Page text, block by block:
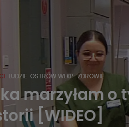
LUDZIE OSTRÓW WLKP. ZDROWIE
marzyłam
[WIDEO]